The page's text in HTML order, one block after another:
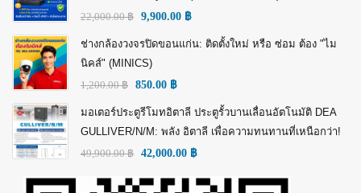
22,000.00฿ 9,900.00 ฿
ช่างกล้องวงจรปิดขอนแก่น: ติดตั้งใหม่ หรือ ซ่อม ต้อง "ไม
นิคส์" (MINICS)
1,200.00฿ 850.00 ฿
มอเตอร์ประตูรีโมทอิตาลี ประตูรั้วบานเลื่อนอัตโนมัติ DEA
GULLIVER/N/M: พลัง อิตาลี เพื่อความทนทานที่เหนือกว่า!
49,900.00฿ 42,000.00 ฿